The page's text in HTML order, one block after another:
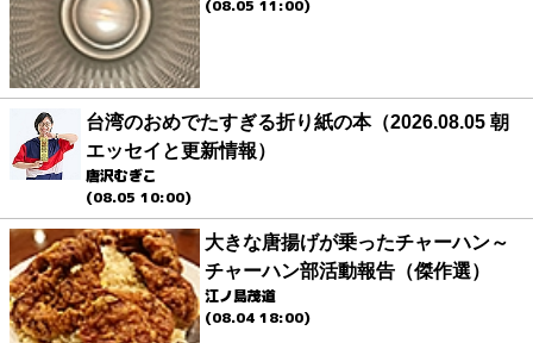
(08.05 11:00)
台湾のおめでたすぎる折り紙の本（2026.08.05 朝
エッセイと更新情報）
唐沢むぎこ
(08.05 10:00)
大きな唐揚げが乗ったチャーハン～
チャーハン部活動報告（傑作選）
江ノ島茂道
(08.04 18:00)